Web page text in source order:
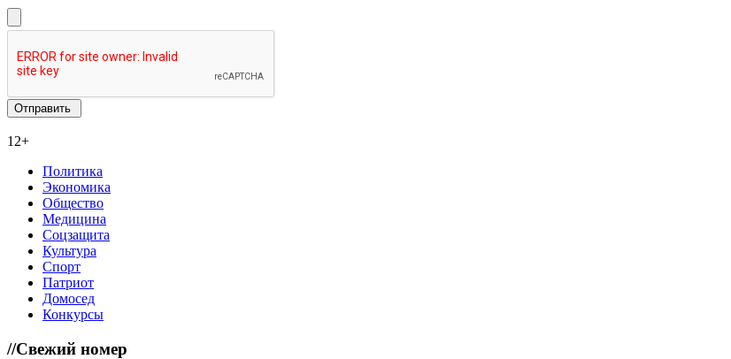
12+
Политика
Экономика
Общество
Медицина
Соцзащита
Культура
Спорт
Патриот
Домосед
Конкурсы
//Свежий номер